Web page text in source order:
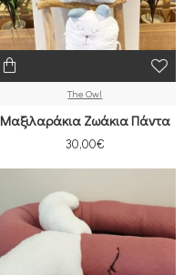
The Owl
Μαξιλαράκια Ζωάκια Πάντα
30,00€